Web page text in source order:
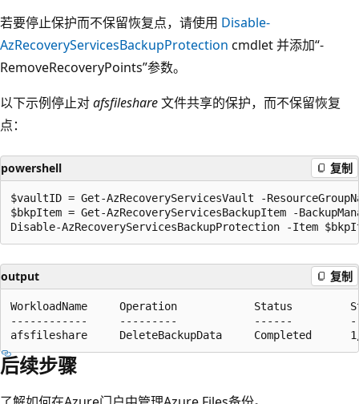
若要停止保护而不保留恢复点，请使用 Disable-
AzRecoveryServicesBackupProtection cmdlet 并添加“-
RemoveRecoveryPoints”参数。
以下示例停止对afsfileshare文件共享的保护，而不保留恢复
点：
powershell 复制
$vaultID = Get-AzRecoveryServicesVault -
$bkpItem = Get-AzRecoveryServicesBackupItem -
output 复制
WorkloadName     Operation            Status
------------     ---------            ------
后续步骤